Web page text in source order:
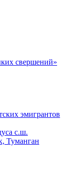
свершений»
эмигрантов
с.ш.
Туманган